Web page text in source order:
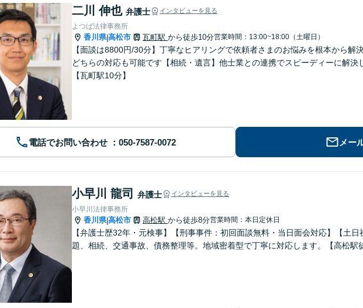
二川 伸也 弁護士 インタビューを見る
よつば法律事務所
香川県|高松市 瓦町駅 から徒歩10分営業時間：13:00~18:00（土曜日）
【面談は8800円/30分】丁寧なヒアリングで依頼者さまのお悩みを根本から解
どちらの対応も可能です【相続・遺言】他士業との連携でスピーディーに解決
【瓦町駅10分】
電話でお問い合わせ メー
小早川 龍司 弁護士 インタビューを見る
小早川法律事務所
香川県|高松市 高松駅 から徒歩8分営業時間：本日定休日
【弁護士歴32年・元検事】【刑事事件：初回面談無料・当日面会対応】【土
題、相続、交通事故、債務整理等。地域密着型で丁寧に対応します。【高松駅